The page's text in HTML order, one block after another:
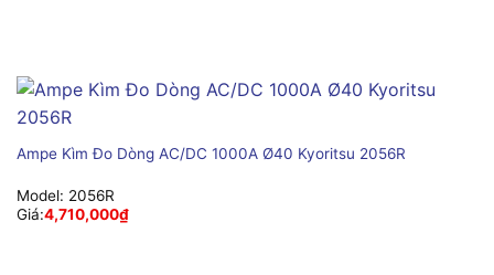
Ampe Kìm Đo Dòng AC/DC 1000A Ø40 Kyoritsu 2056R
Model: 2056R
Giá:4,710,000₫